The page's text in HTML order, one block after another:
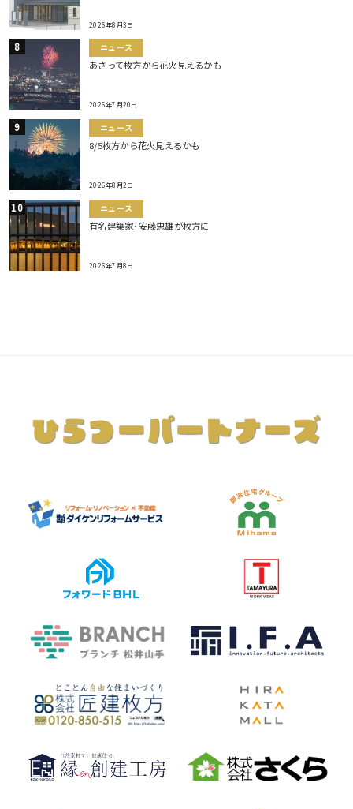
2026年8月3日
ニュース
あさって枚方から花火見えるかも
2026年7月20日
ニュース
8/5枚方から花火見えるかも
2026年8月2日
ニュース
有名建築家･安藤忠雄が枚方に
2026年7月8日